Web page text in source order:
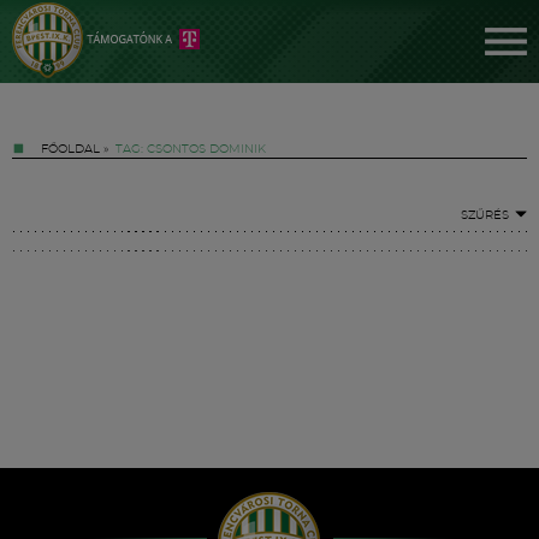
FŐOLDAL » TAG: CSONTOS DOMINIK
SZŰRÉS
Hírek